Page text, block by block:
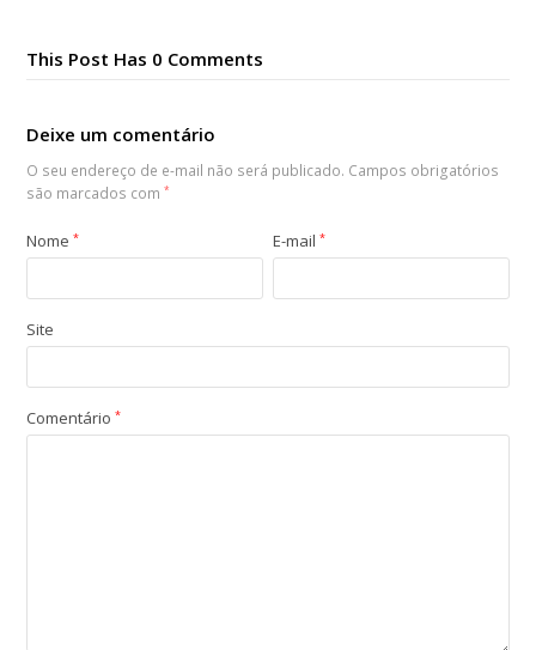
This Post Has 0 Comments
Deixe um comentário
O seu endereço de e-mail não será publicado. Campos obrigatórios
são marcados com*
Nome* E-mail*
Site
Comentário*